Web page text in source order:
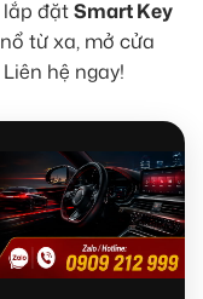
lắp đặtSmart Key
từ xa, mở cửa
hệ ngay!